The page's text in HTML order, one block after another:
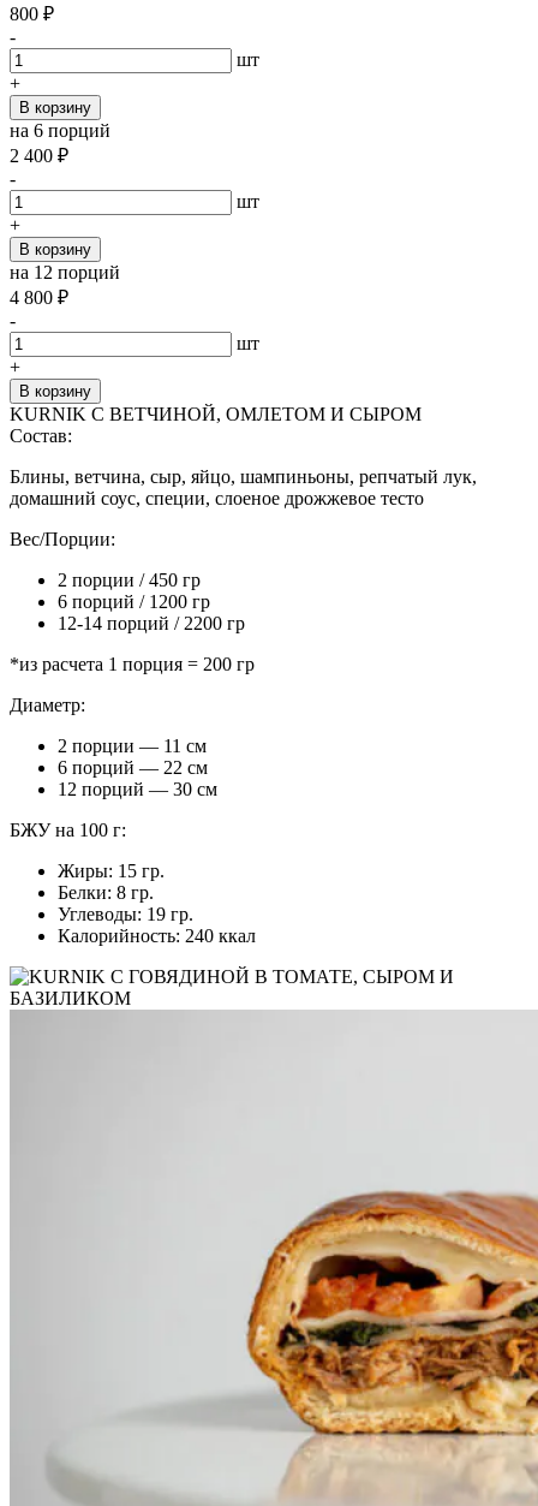
800 ₽
-
шт
+
В корзину
на 6 порций
2 400 ₽
-
шт
+
В корзину
на 12 порций
4 800 ₽
-
шт
+
В корзину
KURNIK С ВЕТЧИНОЙ, ОМЛЕТОМ И СЫРОМ
Состав:
Блины, ветчина, сыр, яйцо, шампиньоны, репчатый лук,
домашний соус, специи, слоеное дрожжевое тесто
Вес/Порции:
2 порции / 450 гр
6 порций / 1200 гр
12-14 порций / 2200 гр
*из расчета 1 порция = 200 гр
Диаметр:
2 порции — 11 см
6 порций — 22 см
12 порций — 30 см
БЖУ на 100 г:
Жиры: 15 гр.
Белки: 8 гр.
Углеводы: 19 гр.
Калорийность: 240 ккал